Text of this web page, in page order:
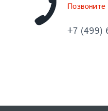
Позвоните
+7 (499)